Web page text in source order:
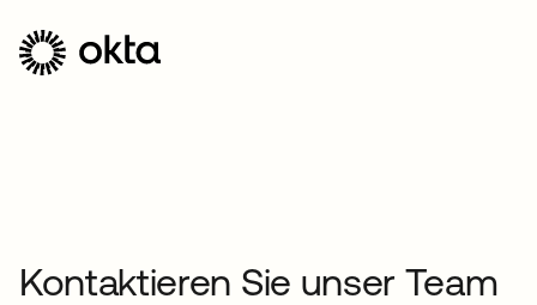
Kontaktieren Sie unser Team